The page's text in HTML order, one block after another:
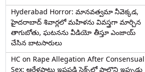
Hyderabad Horror: మానవత్వమా నీవెక్కడ,
హైదరాబాద్ శివార్లలో మహిళను వివస్త్రగా మార్చిన
తాగుబోతు, ఘటనను వీడియో తీస్తూ ఎంజాయ్
చేసిన బాటసారులు
HC on Rape Allegation After Consensual
Sex: ఆరేళ్లపాటు ఇష్టపడి సెక్స్‌లో పాల్గొని ఇప్పుడు